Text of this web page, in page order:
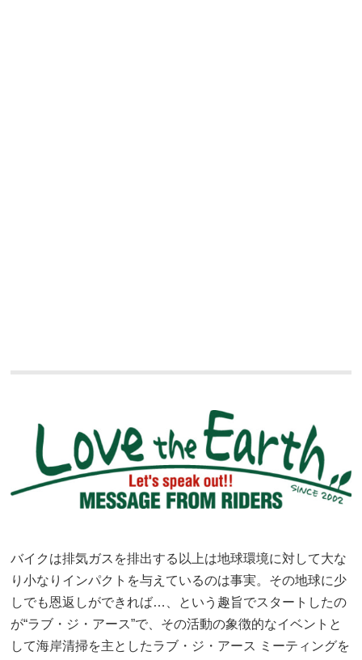
バイクは排気ガスを排出する以上は地球環境に対して大な
り小なりインパクトを与えているのは事実。その地球に少
しでも恩返しができれば…、という趣旨でスタートしたの
が“ラブ・ジ・アース”で、その活動の象徴的なイベントと
して海岸清掃を主としたラブ・ジ・アース ミーティングを